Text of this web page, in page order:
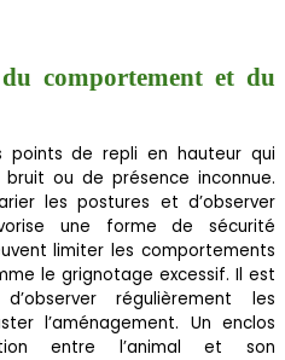
comportement et du
points de repli en hauteur qui
ou de présence inconnue.
les postures et d’observer
une forme de sécurité
limiter les comportements
le grignotage excessif. Il est
régulièrement les
l’aménagement. Un enclos
entre l’animal et son